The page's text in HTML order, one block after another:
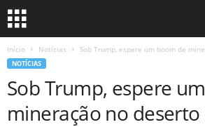
Início Notícias Sob Trump, espere um boom de
NOTÍCIAS
Sob Trump, espere
mineração no deserto